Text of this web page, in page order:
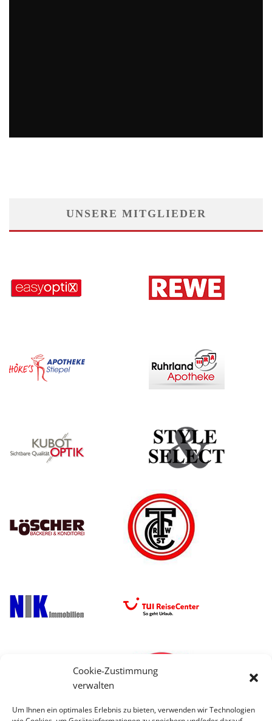
Cookie-Zustimmung
verwalten
Um Ihnen ein optimales Erlebnis zu bieten, verwenden wir Technologien
UNSERE MITGLIEDER